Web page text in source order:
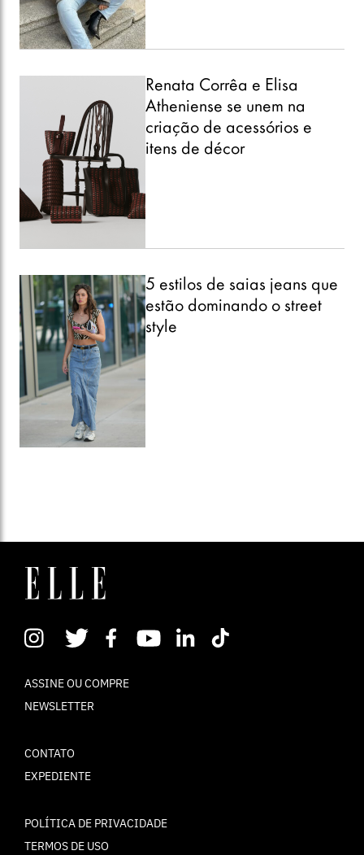
Renata Corrêa e Elisa
Atheniense se unem na
criação de acessórios e
itens de décor
5 estilos de saias jeans que
estão dominando o street
style
ASSINE OU COMPRE
NEWSLETTER
CONTATO
EXPEDIENTE
POLÍTICA DE PRIVACIDADE
TERMOS DE USO